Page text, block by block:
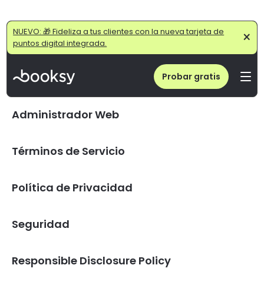
NUEVO: 🎁 Fideliza a tus clientes con la nueva tarjeta de
puntos digital integrada.
×
Probar gratis
Administrador Web
Términos de Servicio
Política de Privacidad
Seguridad
Responsible Disclosure Policy